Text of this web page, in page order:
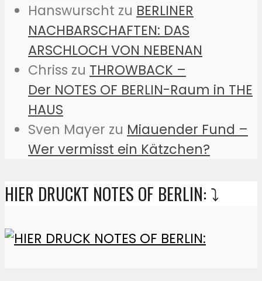
Hanswurscht zu BERLINER
NACHBARSCHAFTEN: DAS
ARSCHLOCH VON NEBENAN
Chriss zu THROWBACK –
Der NOTES OF BERLIN-Raum in THE
HAUS
Sven Mayer zu Miauender Fund –
Wer vermisst ein Kätzchen?
HIER DRUCKT NOTES OF BERLIN: ⤵️